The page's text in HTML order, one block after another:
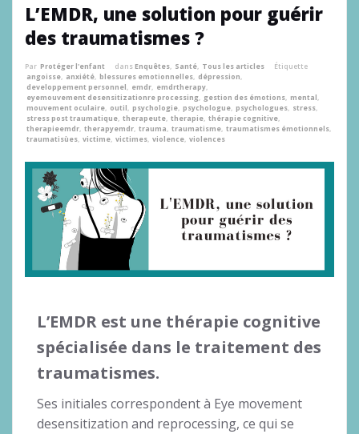
L’EMDR, une solution pour guérir
des traumatismes ?
Par Protéger l'enfant dansEnquêtes, Santé, Tous les articles
Étiquette
angoisse, anxiété, blessures emotionnelles, dépression,
developpement personnel, emdr, emdrtherapy,
eyemouvement desensitizationre processing, gestion des émotions, mental,
mouvement oculaire, outil, psychologie, psychologue, psychologues, stress,
stress post traumatique, therapeute, therapie, thérapie cognitive,
therapieemdr, therapyemdr, trauma, traumatisme, traumatismes émotionnels,
traumatisùes, victime, victimes, violence, violences
L’EMDR est une thérapie cognitive
spécialisée dans le traitement des
traumatismes.
Ses initiales correspondent à Eye movement
desensitization and reprocessing, ce qui se